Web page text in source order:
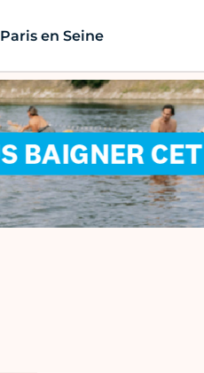
Paris en Seine